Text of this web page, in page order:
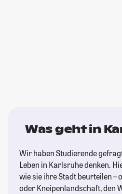
Was geht in
Wir haben Studierende
Leben in Karlsruhe denken.
wie sie ihre Stadt beurteilen –
oder Kneipenlandschaft, den